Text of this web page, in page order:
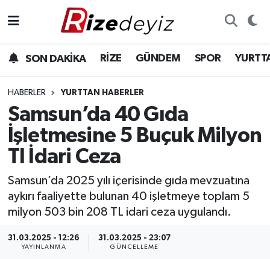
SON DAKİKA RİZE GÜNDEM SPOR
HABERLER YURTTAN HABERLER
Samsun’da 40 Gıda
İşletmesine 5 Buçuk Milyon
Tl İdari Ceza
Samsun’da 2025 yılı içerisinde gıda mevzuatına
aykırı faaliyette bulunan 40 işletmeye toplam 5
milyon 503 bin 208 TL idari ceza uygulandı.
31.03.2025 - 12:26
YAYINLANMA
31.03.2025 - 23:07
GÜNCELLEME
Gündem
Yurttan Haberler
Ekonomi
Sağlık
Rize Hava Durumu
Rize Trafik Yoğunluk Haritası
Süper Lig Puan Durumu ve Fikstür
Son Dakika Haberleri